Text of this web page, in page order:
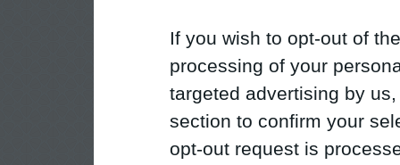
If you wish to opt-out of
processing of your
targeted advertising by
section to confirm your
opt-out request is